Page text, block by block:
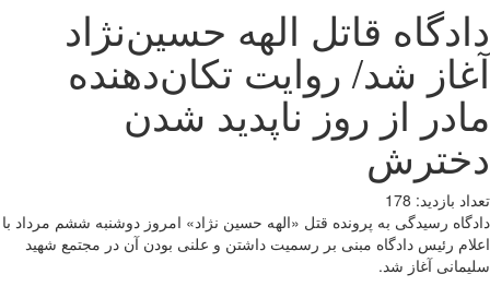
دادگاه قاتل الهه حسین‌نژاد
آغاز شد/ روایت تکان‌دهنده
مادر از روز ناپدید شدن
دخترش
تعداد بازدید: 178
دادگاه رسیدگی به پرونده قتل «الهه حسین نژاد» امروز دوشنبه ششم مرداد با
اعلام رئیس دادگاه مبنی بر رسمیت داشتن و علنی بودن آن در مجتمع شهید
سلیمانی آغاز شد.